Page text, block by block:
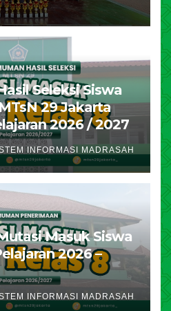
Seleksi Siswa
29 Jakarta
2026 / 2027
INFORMASI MADRASAH
Masuk Siswa
2026 –
INFORMASI MADRASAH